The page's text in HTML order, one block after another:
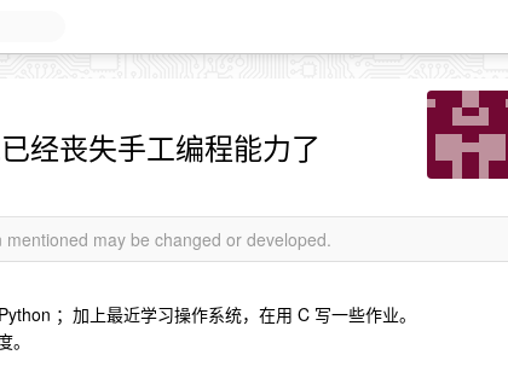
经丧失手工编程能力了
may be changed or developed.
；加上最近学习操作系统，在用 C 写一些作业。